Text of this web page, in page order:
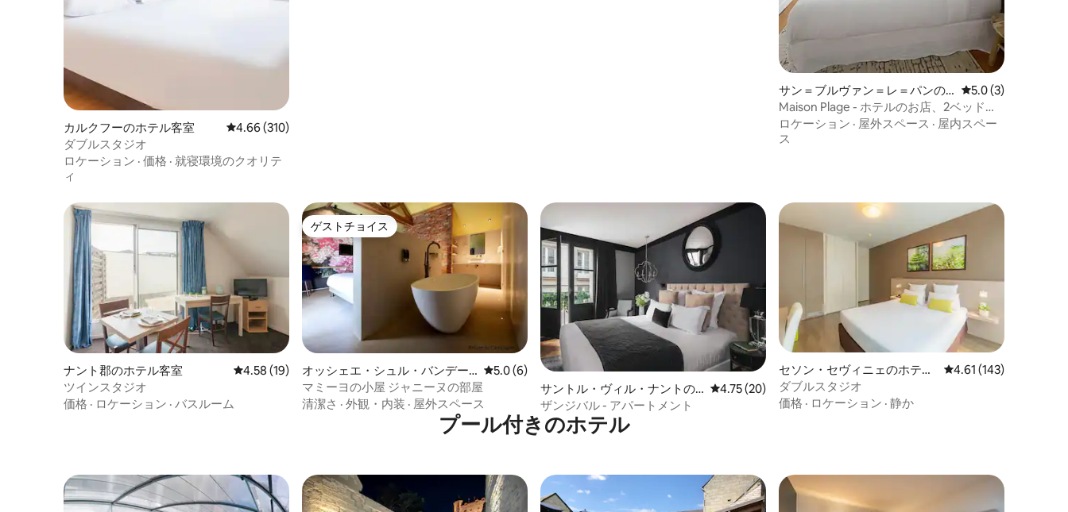
カルクフーのホテル客室 レビュー310件、5つ星中4.66つ星の平均評価
4.66 (310)
ダブルスタジオ
ロケーション · 価格 · 就寝環境のクオリテ
ィ
サン＝ブルヴァン＝レ＝パンの
ホテル客室
レビュー3件、5つ
5.0 (3)
Maison Plage - ホテルのお店、2ベッドル
ーム
ロケーション · 屋外スペース · 屋内スペー
ス
ナント郡のホテル客室 レビュー19件、5つ星中4.58つ星の平均評価
4.58 (19)
ツインスタジオ
価格 · ロケーション · バスルーム
ゲストチョイス
ゲストチョイス
オッシェエ・シュル・バンデー
のホテル客室
レビュー6件、5つ星中5.0つ星の平均評価
5.0 (6)
マミーヨの小屋 ジャニーヌの部屋
清潔さ · 外観・内装 · 屋外スペース
サントル・ヴィル・ナントの
ホテル客室
レビュー20件、5つ星中4.75つ星の平均評価
4.75 (20)
ザンジバル - アパートメント
セソン・セヴィニェのホテル
客室
レビュー143件、5つ
4.61 (143)
ダブルスタジオ
価格 · ロケーション · 静か
プール付きのホ⁠テ⁠ル